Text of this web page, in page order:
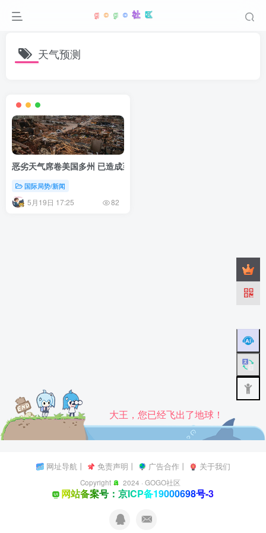
天气预测
恶劣天气席卷美国多州 已造成至少28人死亡
国际局势/新闻
5月19日 17:25 82
大王，您已经飞出了地球！
网址导航 丨 免责声明 丨 广告合作丨 关于我们
Copyright 2024 ·GOGO社区
网站备案号：京ICP备19000698号-3